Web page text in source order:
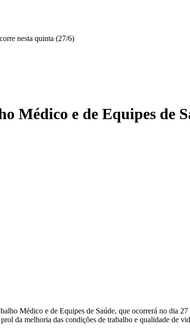
nesta quinta (27/6)
Médico e de Equipes de
Médico e de Equipes de Saúde, que ocorrerá no dia
da melhoria das condições de trabalho e qualidade de